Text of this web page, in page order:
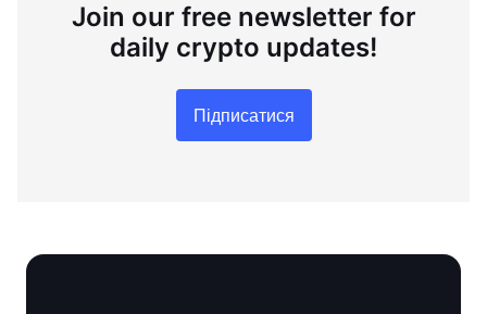
Join our free newsletter for
daily crypto updates!
Підписатися